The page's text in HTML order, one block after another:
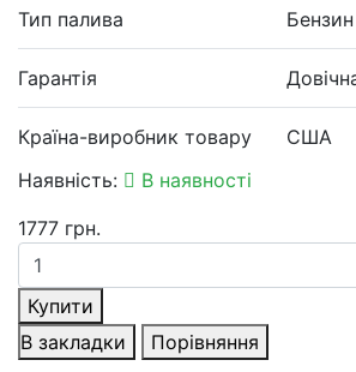
Тип палива
Гарантія
Країна-виробник товару
США
Наявність:
В наявності
1777 грн.
Купити
В закладки
Порівняння